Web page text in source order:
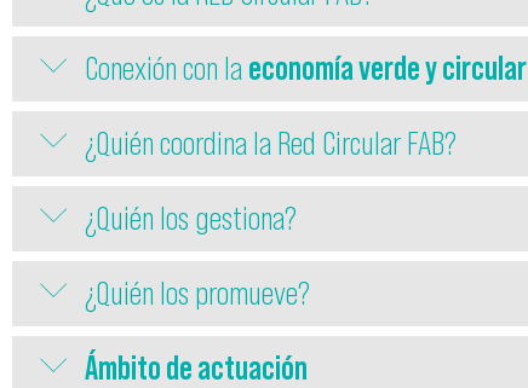
Conexión con la economía verde y circular
¿Quién coordina la Red Circular FAB?
¿Quién los gestiona?
¿Quién los promueve?
Ámbito de actuación